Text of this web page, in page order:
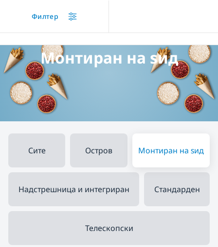
Вградени аспиратори
Монтиран на ѕид
Сите Остров Монтиран на ѕид
Надстрешница и интегриран Стандарден
Телескопски
Филтер